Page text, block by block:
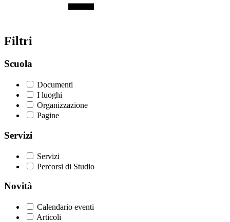
Filtri
Scuola
Documenti
I luoghi
Organizzazione
Pagine
Servizi
Servizi
Percorsi di Studio
Novità
Calendario eventi
Articoli